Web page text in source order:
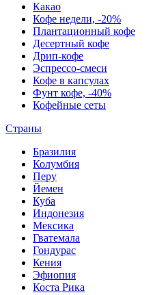
Какао
Кофе недели, -20%
Плантационный кофе
Десертный кофе
Дрип-кофе
Эспрессо-смеси
Кофе в капсулах
Фунт кофе, -40%
Кофейные сеты
Страны
Бразилия
Колумбия
Перу
Йемен
Куба
Индонезия
Мексика
Гватемала
Гондурас
Кения
Эфиопия
Коста Рика